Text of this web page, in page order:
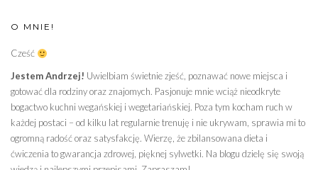
O MNIE!
Cześć
Jestem Andrzej! Uwielbiam świetnie zjeść, poznawać nowe miejsca i
gotować dla rodziny oraz znajomych. Pasjonuje mnie wciąż nieodkryte
bogactwo kuchni wegańskiej i wegetariańskiej. Poza tym kocham ruch w
każdej postaci – od kilku lat regularnie trenuję i nie ukrywam, sprawia mi to
ogromną radość oraz satysfakcję. Wierzę, że zbilansowana dieta i
ćwiczenia to gwarancja zdrowej, pięknej sylwetki. Na blogu dzielę się swoją